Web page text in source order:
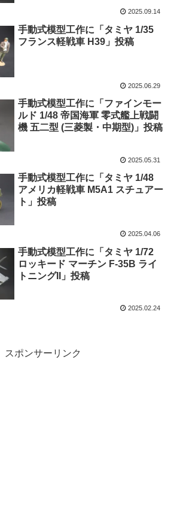
2025.09.14
手動式模型工作に「タミヤ 1/35
フランス軽戦車 H39」投稿
2025.06.29
手動式模型工作に「ファインモー
ルド 1/48 帝国海軍 零式艦上戦闘
機 五二型 (三菱製・中期型)」投稿
2025.05.31
手動式模型工作に「タミヤ 1/48
アメリカ軽戦車 M5A1 スチュアー
ト」投稿
2025.04.06
手動式模型工作に「タミヤ 1/72
ロッキード マーチン F-35B ライ
トニングII」投稿
2025.02.24
スポンサーリンク